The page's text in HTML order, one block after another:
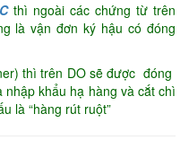
thì ngoài các chứng từ trên
là vận đơn ký hậu có đóng
thì trên DO sẽ được đóng
nhập khẩu hạ hàng và cắt chì
là “hàng rút ruột”